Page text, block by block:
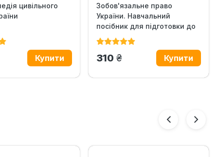
цивільного
Зобов'язальне право
України. Навчальний
посібник для підготовки до
іспитів
310 грн.